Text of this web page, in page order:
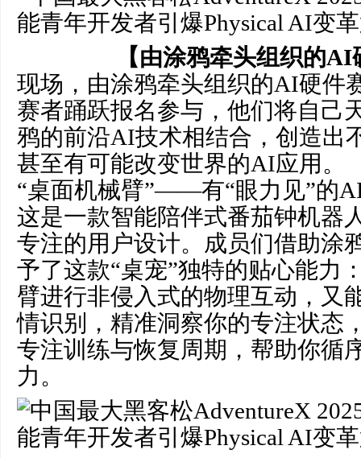
【由涂鸦牵头组织的
现场，由涂鸦牵头组织的AI硬件
赛者踊跃报名参与，他们将自己
鸦的前沿AI技术相结合，创造出
甚至有可能改变世界的AI应用。
“桌面机械臂”——有“眼力见”的
这是一款智能陪伴式番茄钟机器
专注的用户设计。成员们借助涂
予了这款“桌宠”独特的贴心能力
臂进行非侵入式的物理互动，又
情识别，精准洞察你的专注状态
专注训练与恢复周期，帮助你循
力。